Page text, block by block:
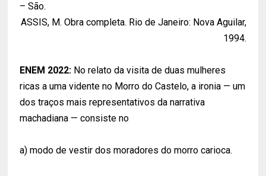
– São.
ASSIS, M. Obra completa. Rio de Janeiro: Nova Aguilar,
1994.
ENEM 2022: No relato da visita de duas mulheres
ricas a uma vidente no Morro do Castelo, a ironia — um
dos traços mais representativos da narrativa
machadiana — consiste no
a) modo de vestir dos moradores do morro carioca.